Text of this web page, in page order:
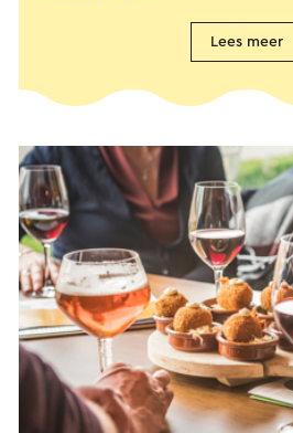
Lees meer